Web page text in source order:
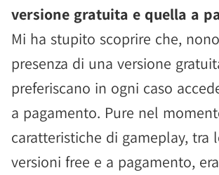
versione gratuita e quella a
Mi ha stupito scoprire che,
presenza di una versione
preferiscano in ogni caso
a pagamento. Pure nel
caratteristiche di gameplay, tra
versioni free e a pagamento,